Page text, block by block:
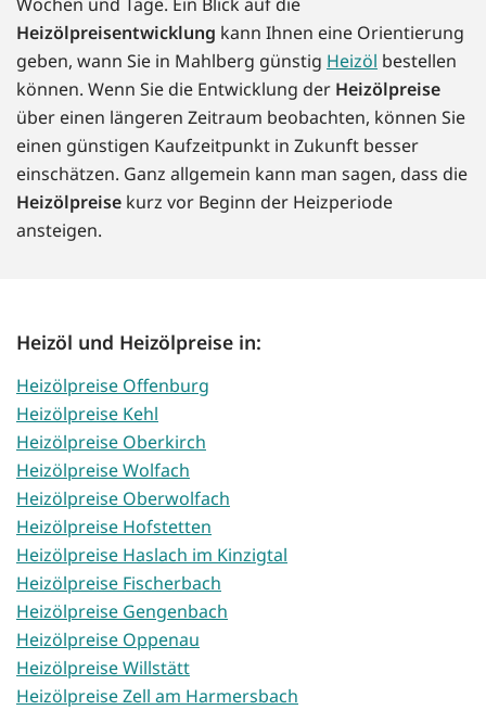
Heizölpreisentwicklung kann Ihnen eine Orientierung
geben, wann Sie in Mahlberg günstig Heizöl bestellen
können. Wenn Sie die Entwicklung der Heizölpreise
über einen längeren Zeitraum beobachten, können Sie
einen günstigen Kaufzeitpunkt in Zukunft besser
einschätzen. Ganz allgemein kann man sagen, dass die
Heizölpreise kurz vor Beginn der Heizperiode
ansteigen.
Heizöl und Heizölpreise in:
Heizölpreise Offenburg
Heizölpreise Kehl
Heizölpreise Oberkirch
Heizölpreise Wolfach
Heizölpreise Oberwolfach
Heizölpreise Hofstetten
Heizölpreise Haslach im Kinzigtal
Heizölpreise Fischerbach
Heizölpreise Gengenbach
Heizölpreise Oppenau
Heizölpreise Willstätt
Heizölpreise Zell am Harmersbach